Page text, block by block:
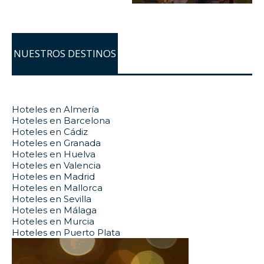
NUESTROS DESTINOS
Hoteles en Almería
Hoteles en Barcelona
Hoteles en Cádiz
Hoteles en Granada
Hoteles en Huelva
Hoteles en Valencia
Hoteles en Madrid
Hoteles en Mallorca
Hoteles en Sevilla
Hoteles en Málaga
Hoteles en Murcia
Hoteles en Puerto Plata